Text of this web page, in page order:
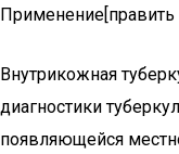
Применение[править
Внутрикожная
диагностики
появляющейся